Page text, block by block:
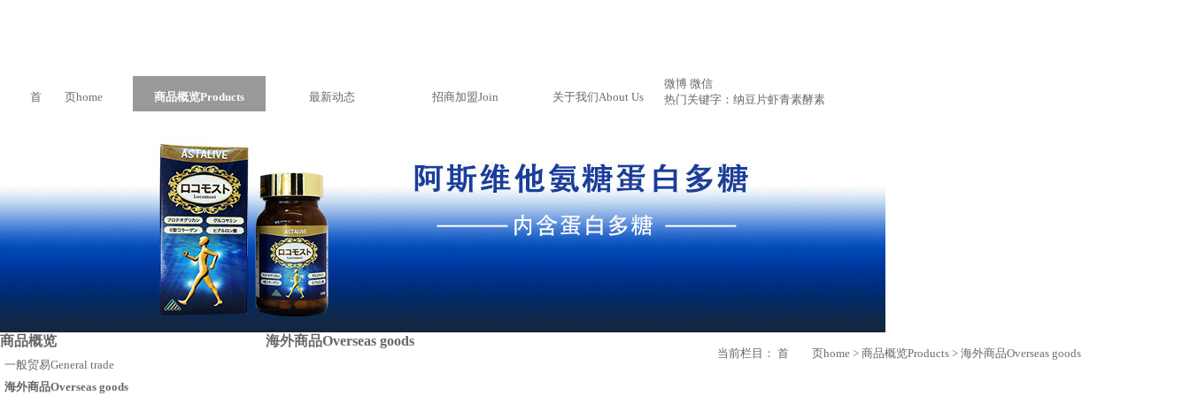
首 页home 商品概览Products 最新动态 招商加盟Join 关于我们About Us
微博 微信
热门关键字： 纳豆片虾青素酵素
商品概览
一般贸易General trade
海外商品Overseas goods
海外商品Overseas goods
当前栏目： 首 页home> 商品概览Products> 海外商品Overseas goods